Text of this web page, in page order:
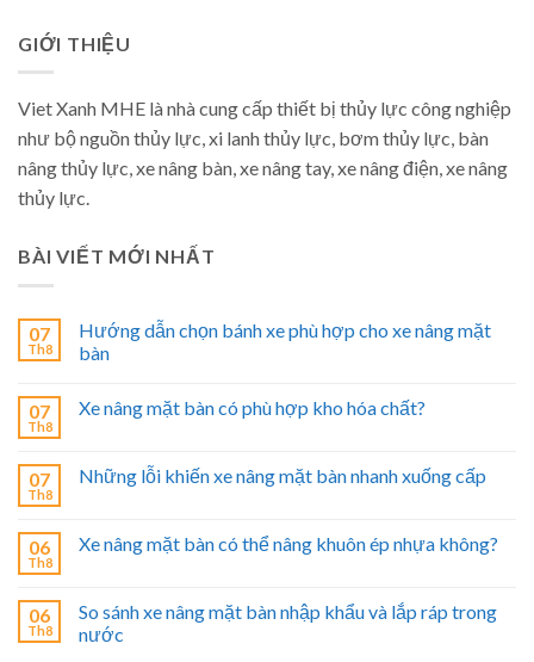
GIỚI THIỆU
Viet Xanh MHE là nhà cung cấp thiết bị thủy lực công nghiệp
như bộ nguồn thủy lực, xi lanh thủy lực, bơm thủy lực, bàn
nâng thủy lực, xe nâng bàn, xe nâng tay, xe nâng điện, xe nâng
thủy lực.
BÀI VIẾT MỚI NHẤT
07
Th8
Hướng dẫn chọn bánh xe phù hợp cho xe nâng mặt
bàn
07
Th8
Xe nâng mặt bàn có phù hợp kho hóa chất?
07
Th8
Những lỗi khiến xe nâng mặt bàn nhanh xuống cấp
06
Th8
Xe nâng mặt bàn có thể nâng khuôn ép nhựa không?
06
Th8
So sánh xe nâng mặt bàn nhập khẩu và lắp ráp trong
nước